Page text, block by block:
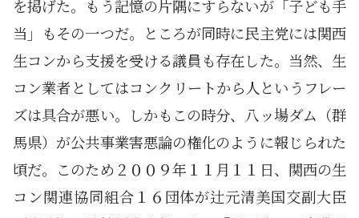
を掲げた。もう記憶の片隅にすらないが「子ども手
当」もその一つだ。ところが同時に民主党には関西
生コンから支援を受ける議員も存在した。当然、生
コン業者としてはコンクリートから人というフレー
ズは具合が悪い。しかもこの時分、八ッ場ダム（群
馬県）が公共事業害悪論の権化のように報じられた
頃だ。このため２００９年１１月１１日、関西の生
コン関連協同組合１６団体が辻元清美国交副大臣